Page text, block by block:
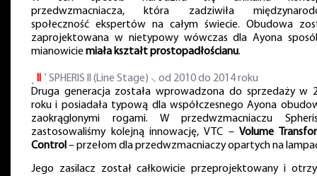
przedwzmacniacza, która zadziwiła
społeczność ekspertów na całym świecie. Obudowa
zaprojektowana w nietypowy wówczas dla Ayona
mianowiciemiała kształt prostopadłościanu.
˺ SPHERIS II (Line Stage) ⸜ od 2010 do 2014 roku
Druga generacja została wprowadzona do sprzedaży w
roku i posiadała typową dla współczesnego Ayona
zaokrąglonymi rogami. W przedwzmacniaczu
zastosowaliśmy kolejną innowację, VTC –Volume
Control – przełom dla przedwzmacniaczy opartych na
Jego zasilacz został całkowicie przeprojektowany i